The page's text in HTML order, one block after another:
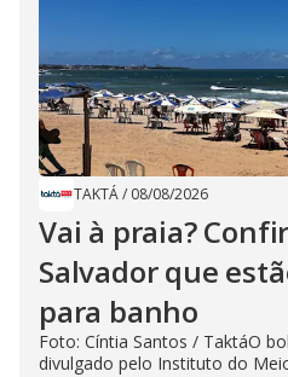
TAKTÁ/ 08/08/2026
Vai à praia?
Salvador que
para banho
Foto: Cíntia Santos / TaktáO
divulgado pelo Instituto do